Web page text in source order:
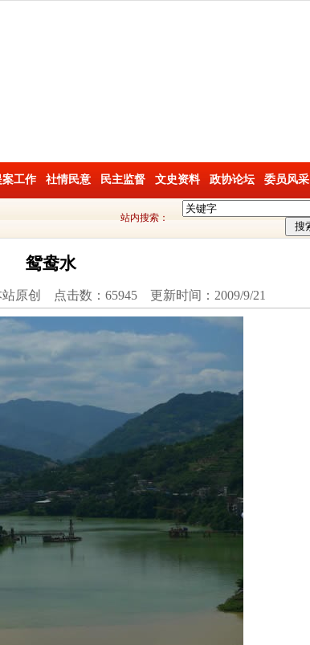
案工作 社情民意 民主监督 文史资料 政协论坛 委员风采
站内搜索：
鸳鸯水
原创 点击数：65945 更新时间：2009/9/21